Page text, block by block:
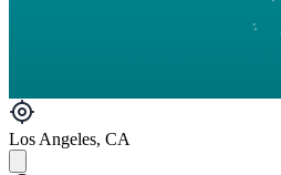
Los Angeles, CA